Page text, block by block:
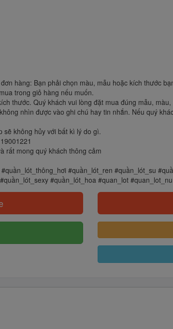
hàng: Bạn phải chọn màu, mẫu hoặc kích thước
trong giỏ hàng nếu muốn.
thước. Quý khách vui lòng đặt mua đúng mẫu,
nhìn được vào ghi chú hay tin nhắn. Nếu quý
sẽ không hủy với bất kì lý do gì.
rất mong quý khách thông cảm
#quần_lót_ren #quần_lót_su
#quần_lót_hoa #quan_lot